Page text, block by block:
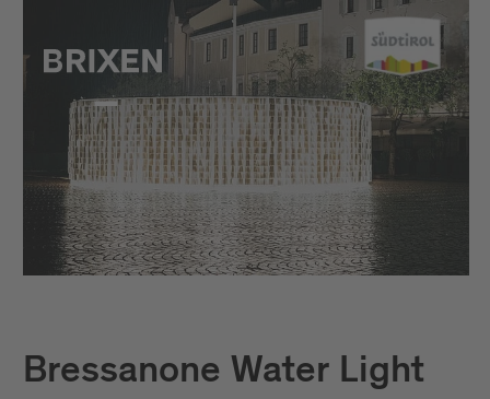
Bressanone Water Light